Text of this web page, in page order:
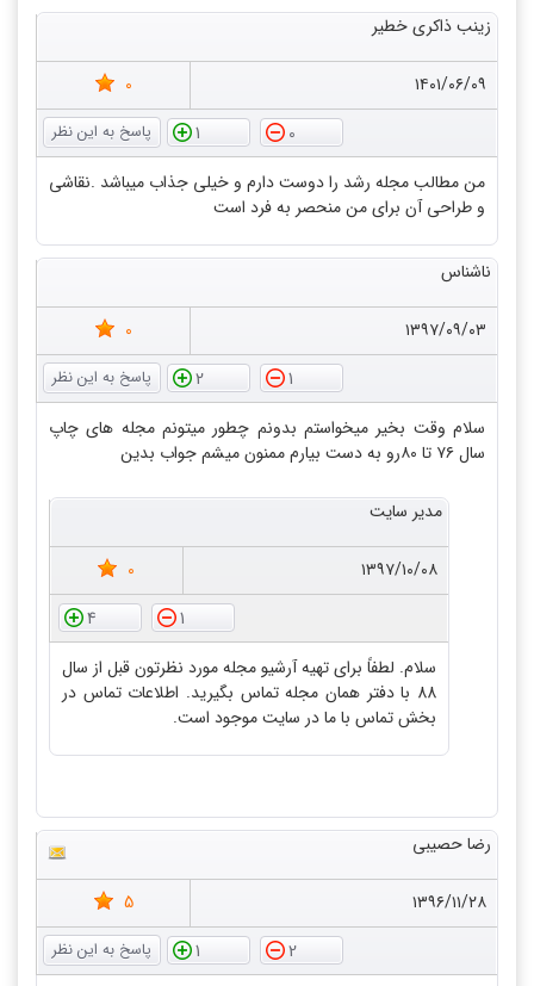
زینب ذاکری خطیر
۱۴۰۱/۰۶/۰۹
0
0
1
من مطالب مجله رشد را دوست دارم و خیلی جذاب میباشد .نقاشی
و طراحی آن برای من منحصر به فرد است
ناشناس
۱۳۹۷/۰۹/۰۳
0
1
2
سلام وقت بخیر میخواستم بدونم چطور میتونم مجله های چاپ
سال ۷۶ تا ۸۰رو به دست بیارم ممنون میشم جواب بدین
مدیر سایت
۱۳۹۷/۱۰/۰۸
0
1
4
سلام. لطفاً برای تهیه آرشیو مجله مورد نظرتون قبل از سال
88 با دفتر همان مجله تماس بگیرید. اطلاعات تماس در
بخش تماس با ما در سایت موجود است.
رضا حصیبی
۱۳۹۶/۱۱/۲۸
5
2
1